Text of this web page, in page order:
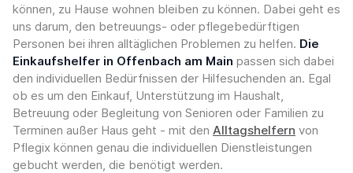
können, zu Hause wohnen bleiben zu können. Dabei geht es
uns darum, den betreuungs- oder pflegebedürftigen
Personen bei ihren alltäglichen Problemen zu helfen. Die
Einkaufshelfer in Offenbach am Main passen sich dabei
den individuellen Bedürfnissen der Hilfesuchenden an. Egal
ob es um den Einkauf, Unterstützung im Haushalt,
Betreuung oder Begleitung von Senioren oder Familien zu
Terminen außer Haus geht - mit den Alltagshelfern von
Pflegix können genau die individuellen Dienstleistungen
gebucht werden, die benötigt werden.